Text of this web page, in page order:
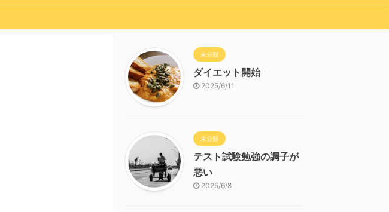
未分類
ダイエット開始
2025/6/11
未分類
テスト試験勉強の調子が
悪い
2025/6/8